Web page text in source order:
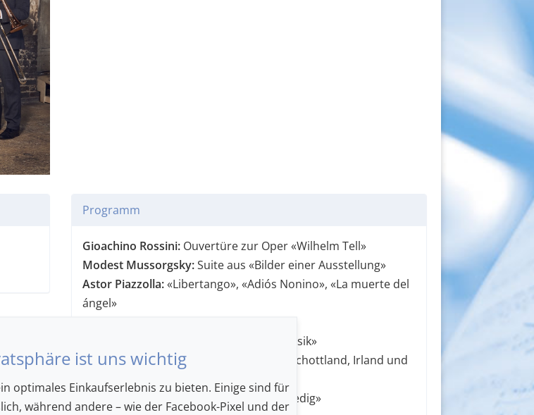
Programm
Gioachino Rossini: Ouvertüre zur Oper «Wilhelm Tell»
Modest Mussorgsky:Suite aus «Bilder einer Ausstellung»
Astor Piazzolla:«Libertango», «Adiós Nonino», «La muerte del
ángel»
«Feuerwerksmusik»
Traditionals:Volksweisen aus England, Schottland, Irland und
der Schweiz
Jean-Baptiste Arban: «Karneval von Venedig»
ist uns wichtig
optimales Einkaufserlebnis zu bieten. Einige sind für
während andere – wie der Facebook-Pixel und der